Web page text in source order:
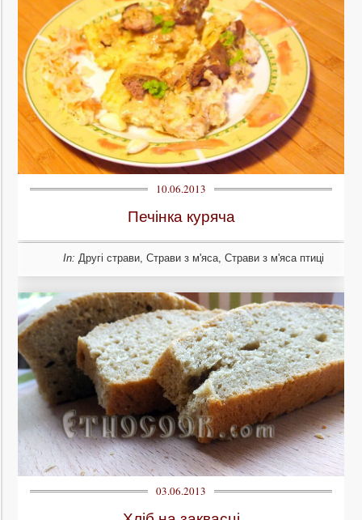
10.06.2013
Печінка куряча
In: Другі страви, Страви з м'яса, Страви з м'яса птиці
03.06.2013